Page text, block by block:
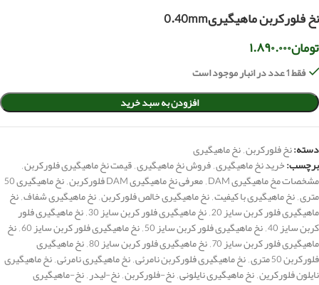
نخ فلورکربن ماهیگیری0.40mm
تومان۱.۸۹۰.۰۰۰
فقط 1 عدد در انبار موجود است
افزودن به سبد خرید
دسته:نخ فلورکربن,نخ ماهیگیری
برچسب:خرید نخ ماهیگیری,فروش نخ ماهیگیری,قیمت نخ ماهیگیری فلورکربن,
مشخصات مخ ماهیگیری DAM ,معرفی نخ ماهیگیری DAM فلورکربن , نخ ماهیگیری 50
متری,نخ ماهیگیری با کیفیت,نخ ماهیگیری خالص فلورکربن,نخ ماهیگیری شفاف,نخ
ماهیگیری فلور کربن سایز 20 ,نخ ماهیگیری فلور کربن سایز 30 ,نخ ماهیگیری فلور
کربن سایز 40 ,نخ ماهیگیری فلور کربن سایز 50 ,نخ ماهیگیری فلور کربن سایز 60 ,نخ
ماهیگیری فلور کربن سایز 70 ,نخ ماهیگیری فلور کربن سایز 80 ,نخ ماهیگیری
فلورکربن 50 متری ,نخ ماهیگیری فلورکربن نامرئی,نخ ماهیگیری نامرئی,نخ ماهیگیری
نایلون فلورکرین,نخ ماهیگیری نایلونی,نخ-فلورکربن,نخ-لیدر,نخ-ماهیگیری